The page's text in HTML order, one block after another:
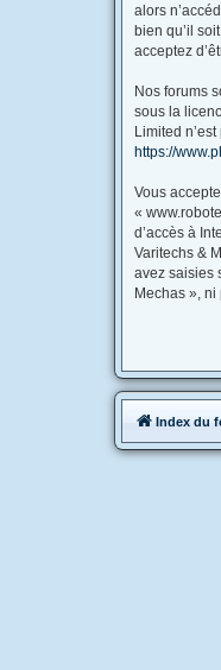
alors
bien qu’il
acceptez
Nos forums
sous la
Limited
https://
Vous
«
d’accès à
Varitechs &
avez saisies
Mechas »,
Index du